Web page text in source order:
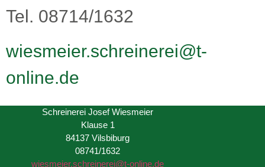
Tel. 08714/1632
wiesmeier.schreinerei@t-
online.de
Schreinerei Josef Wiesmeier
Klause 1
84137 Vilsbiburg
08741/1632
wiesmeier.schreinerei@t-online.de